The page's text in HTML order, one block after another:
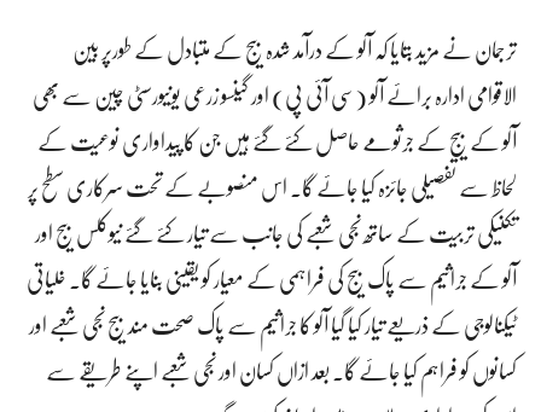
ترجمان نے مزید بتایا کہ آلو کے درآمد شدہ بیج کے متبادل کے طورپر بین
الاقوامی ادارہ برائے آلو (سی آئی پی) اور گینسو زرعی یونیورسٹی چین سے بھی
آلو کے بیج کے جرثومے حاصل کئے گئے ہیں جن کا پیداواری نوعیت کے
لحاظ سے تفصیلی جائزہ کیا جائے گا۔ اس منصوبے کے تحت سرکاری سطح پر
تکنیکی تربیت کے ساتھ نجی شعبے کی جانب سے تیار کئے گئے نیوکلس بیج اور
آلو کے جراثیم سے پاک بیج کی فراہمی کے معیار کو یقینی بنایا جائے گا۔ خلیاتی
ٹیکنالوجی کے ذریعے تیار کیا گیا آلو کا جراثیم سے پاک صحت مند بیج نجی شعبے اور
کسانوں کو فراہم کیا جائے گا۔ بعد ازاں کسان اور نجی شعبے اپنے طریقے سے